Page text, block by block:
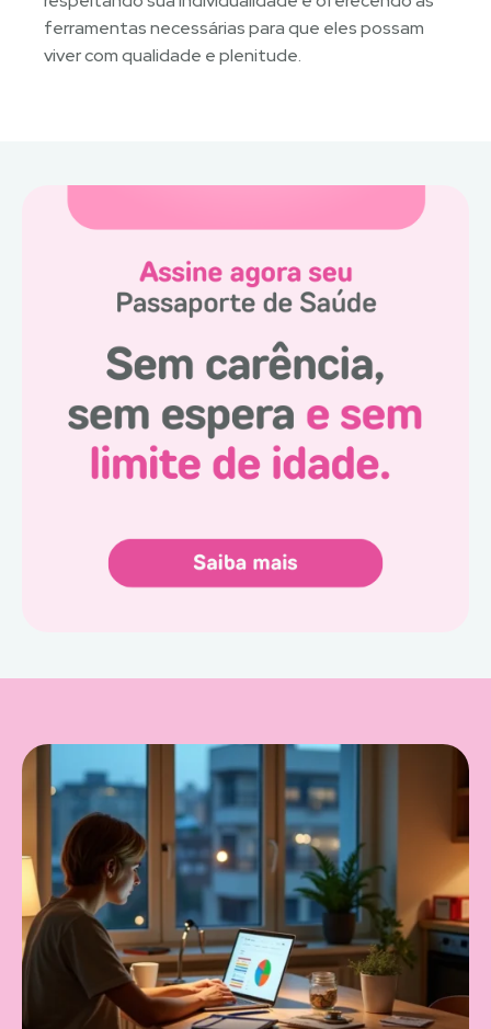
ferramentas necessárias para que eles possam
viver com qualidade e plenitude.